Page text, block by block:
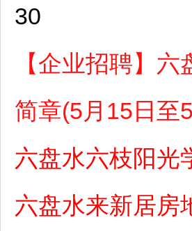
30
【企业招聘】
简章(5月15日至
六盘水六枝阳光
六盘水来新居房